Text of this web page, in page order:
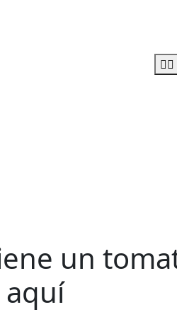
un
aquí